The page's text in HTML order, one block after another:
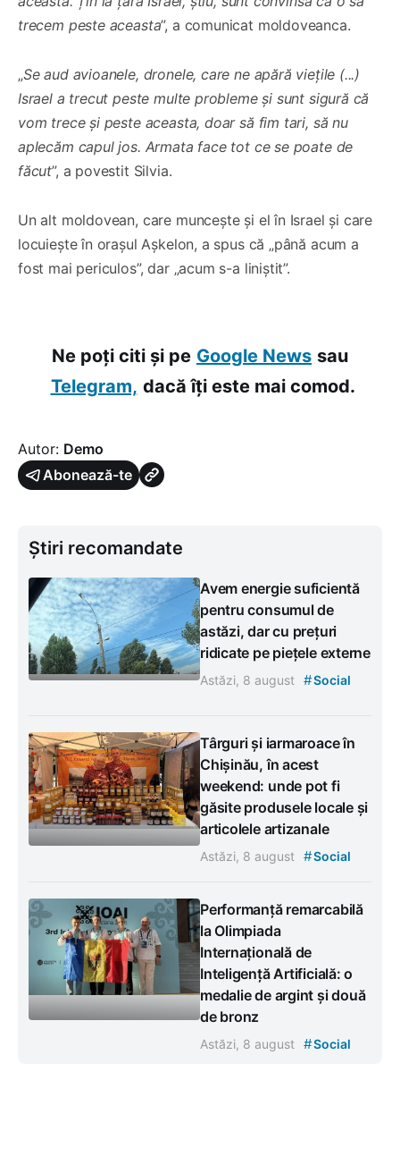
trecem peste aceasta”, a comunicat moldoveanca.
„Se aud avioanele, dronele, care ne apără viețile (...)
Israel a trecut peste multe probleme și sunt sigură că
vom trece și peste aceasta, doar să fim tari, să nu
aplecăm capul jos. Armata face tot ce se poate de
făcut”, a povestit Silvia.
Un alt moldovean, care muncește și el în Israel și care
locuiește în orașul Așkelon, a spus că „până acum a
fost mai periculos”, dar „acum s-a liniștit”.
Ne poți citi și pe Google News sau
Telegram, dacă îți este mai comod.
Autor: Demo
Abonează-te
Știri recomandate
Avem energie suficientă
pentru consumul de
astăzi, dar cu prețuri
ridicate pe piețele externe
Astăzi, 8 august #Social
Târguri și iarmaroace în
Chișinău, în acest
weekend: unde pot fi
găsite produsele locale și
articolele artizanale
Astăzi, 8 august #Social
Performanță remarcabilă
la Olimpiada
Internațională de
Inteligență Artificială: o
medalie de argint și două
de bronz
Astăzi, 8 august #Social